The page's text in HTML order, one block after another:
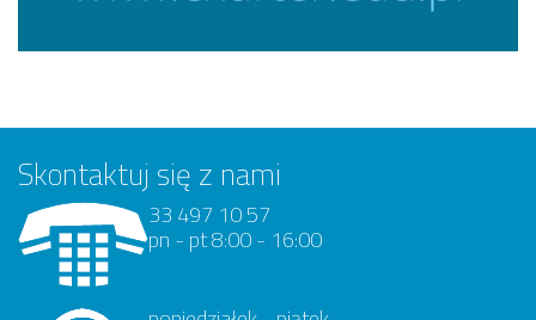
Skontaktuj się z nami
33 497 10 57
pn - pt 8:00 - 16:00